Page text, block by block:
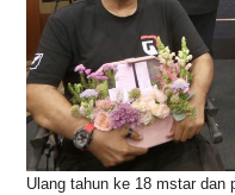
Ulang tahun ke 18 mstar dan